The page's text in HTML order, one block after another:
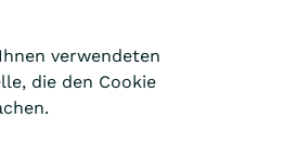
verwendeten
die den Cookie